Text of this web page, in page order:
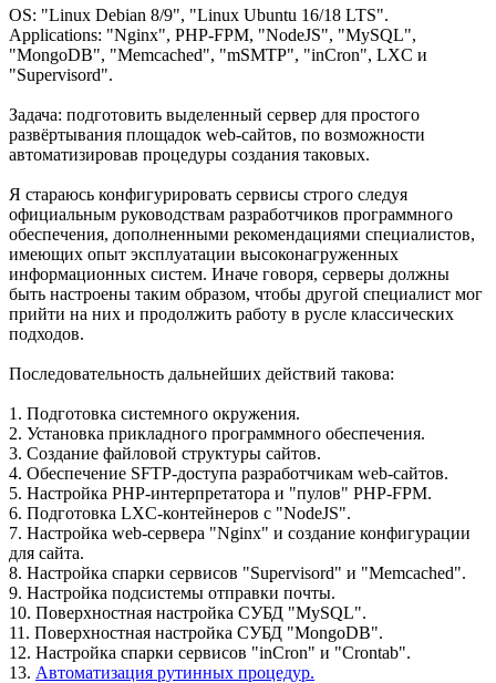
OS: "Linux Debian 8/9", "Linux Ubuntu 16/18 LTS".
Applications: "Nginx", PHP-FPM, "NodeJS", "MySQL",
"MongoDB", "Memcached", "mSMTP", "inCron", LXC и
"Supervisord".
Задача: подготовить выделенный сервер для простого
развёртывания площадок web-сайтов, по возможности
автоматизировав процедуры создания таковых.
Я стараюсь конфигурировать сервисы строго следуя
официальным руководствам разработчиков программного
обеспечения, дополненными рекомендациями специалистов,
имеющих опыт эксплуатации высоконагруженных
информационных систем. Иначе говоря, серверы должны
быть настроены таким образом, чтобы другой специалист мог
прийти на них и продолжить работу в русле классических
подходов.
Последовательность дальнейших действий такова:
1. Подготовка системного окружения.
2. Установка прикладного программного обеспечения.
3. Создание файловой структуры сайтов.
4. Обеспечение SFTP-доступа разработчикам web-сайтов.
5. Настройка PHP-интерпретатора и "пулов" PHP-FPM.
6. Подготовка LXC-контейнеров с "NodeJS".
7. Настройка web-сервера "Nginx" и создание конфигурации
для сайта.
8. Настройка спарки сервисов "Supervisord" и "Memcached".
9. Настройка подсистемы отправки почты.
10. Поверхностная настройка СУБД "MySQL".
11. Поверхностная настройка СУБД "MongoDB".
12. Настройка спарки сервисов "inCron" и "Crontab".
13. Автоматизация рутинных процедур.